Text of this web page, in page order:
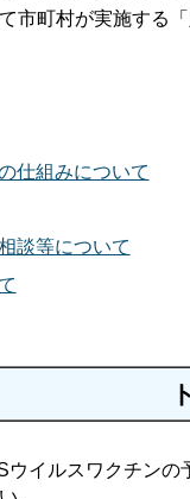
市町村が実施する
仕組みについて
談等について
イルスワクチン